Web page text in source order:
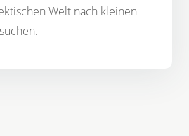
Welt nach kleinen